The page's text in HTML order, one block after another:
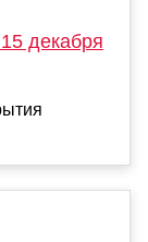
декабря